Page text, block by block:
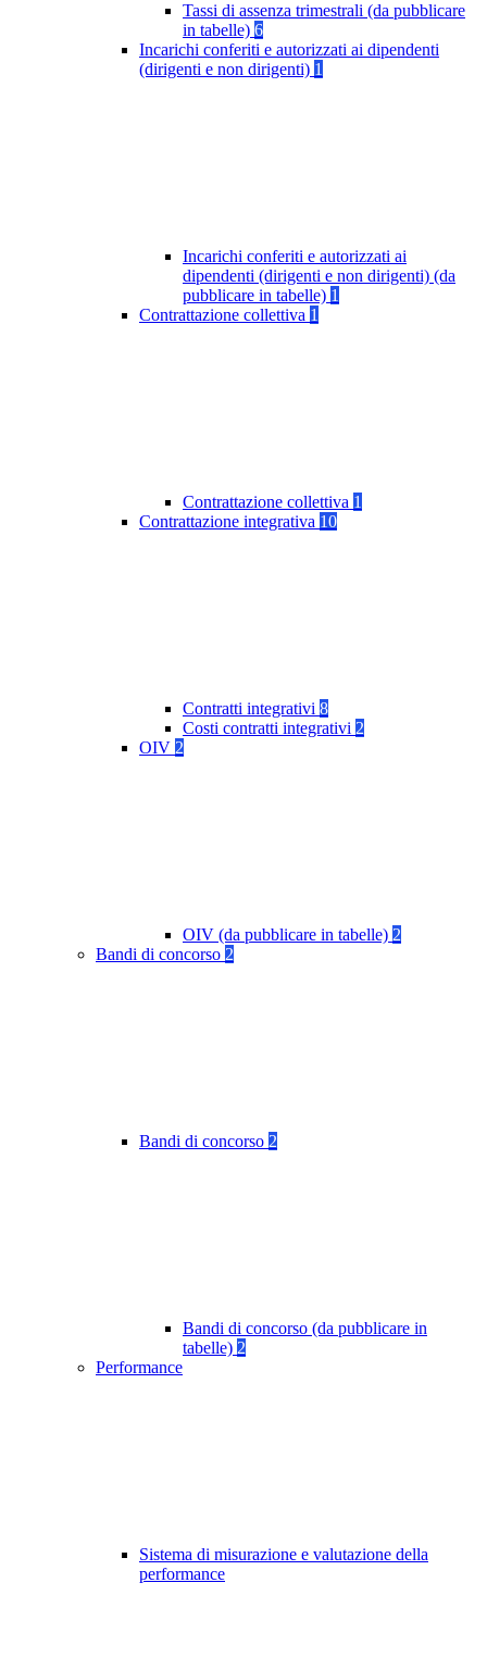
Tassi di assenza trimestrali (da pubblicare
in tabelle) 6
Incarichi conferiti e autorizzati ai dipendenti
(dirigenti e non dirigenti) 1
Incarichi conferiti e autorizzati ai
dipendenti (dirigenti e non dirigenti) (da
pubblicare in tabelle) 1
Contrattazione collettiva 1
Contrattazione collettiva 1
Contrattazione integrativa 10
Contratti integrativi 8
Costi contratti integrativi 2
OIV 2
OIV (da pubblicare in tabelle) 2
Bandi di concorso 2
Bandi di concorso 2
Bandi di concorso (da pubblicare in
tabelle) 2
Performance
Sistema di misurazione e valutazione della
performance